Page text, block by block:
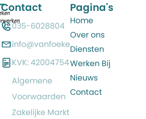
Contact
035-6028804
info@vanfoeken.nl
KVK: 42004754
Algemene
Voorwaarden
Zakelijke Markt
Pagina's
Home
Over ons
Diensten
Werken Bij
Nieuws
Contact